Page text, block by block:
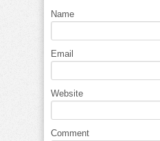
Name
Email
Website
Comment